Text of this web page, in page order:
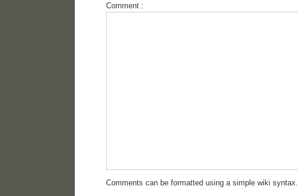
Comment :
Comments can be formatted using a simple wiki syntax.